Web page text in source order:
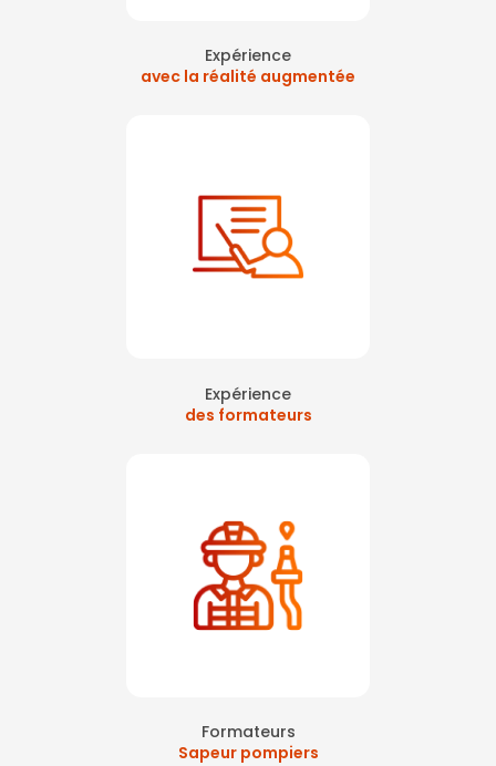
Expérience
avec la réalité augmentée
Expérience
des formateurs
Formateurs
Sapeur pompiers